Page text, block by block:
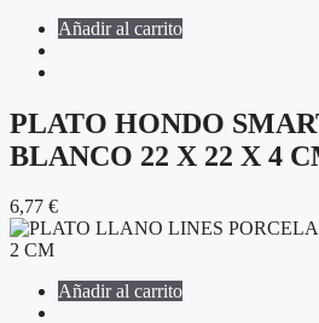
Añadir al carrito
PLATO HONDO
BLANCO 22 X 22 X 4
6,77 €
Añadir al carrito